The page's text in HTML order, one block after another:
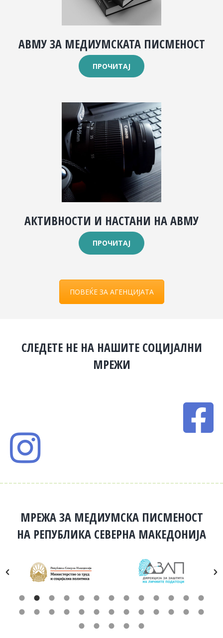
АВМУ ЗА МЕДИУМСКАТА ПИСМЕНОСТ
ПРОЧИТАЈ
АКТИВНОСТИ И НАСТАНИ НА АВМУ
ПРОЧИТАЈ
ПОВЕЌЕ ЗА АГЕНЦИЈАТА
СЛЕДЕТЕ НЕ НА НАШИТЕ СОЦИЈАЛНИ
МРЕЖИ
МРЕЖА ЗА МЕДИУМСКА ПИСМЕНОСТ
НА РЕПУБЛИКА СЕВЕРНА МАКЕДОНИЈА